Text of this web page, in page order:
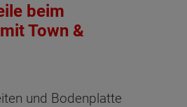
beim
Town &
und Bodenplatte